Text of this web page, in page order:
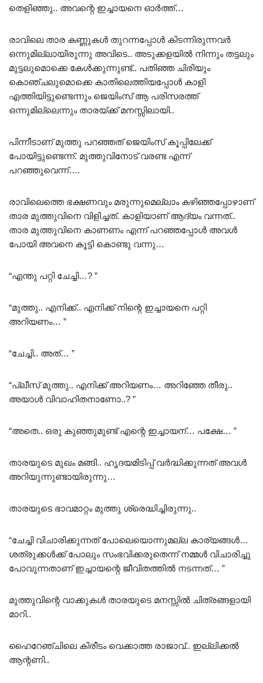
തെളിഞ്ഞു.. അവന്റെ ഇച്ചായനെ ഓർത്ത്…
രാവിലെ താര കണ്ണുകൾ തുറന്നപ്പോൾ കിടന്നിരുന്നവർ
ഒന്നുമില്ലായിരുന്നു അവിടെ.. അടുക്കളയിൽ നിന്നും തട്ടലും
മുട്ടലുമൊക്കെ കേൾക്കുന്നുണ്ട്.. പതിഞ്ഞ ചിരിയും
കൊഞ്ചലുമൊക്കെ കാതിലെത്തിയപ്പോൾ കാളി
എത്തിയിട്ടുണ്ടെന്നും ജെയിംസ് ആ പരിസരത്ത്
ഒന്നുമില്ലെന്നും താരയ്ക്ക് മനസ്സിലായി..
പിന്നീടാണ് മുത്തു പറഞ്ഞത് ജെയിംസ് കൂപ്പിലേക്ക്
പോയിട്ടുണ്ടെന്ന്. മുത്തുവിനോട് വരണ്ട എന്ന്
പറഞ്ഞുവെന്ന്….
രാവിലെത്തെ ഭക്ഷണവും മരുന്നുമെല്ലാം കഴിഞ്ഞപ്പോഴാണ്
താര മുത്തുവിനെ വിളിച്ചത്. കാളിയാണ് ആദ്യം വന്നത്..
താര മുത്തുവിനെ കാണണം എന്ന് പറഞ്ഞപ്പോൾ അവൾ
പോയി അവനെ കൂട്ടി കൊണ്ടു വന്നു…
“എന്തു പറ്റി ചേച്ചി…? ”
“മുത്തു.. എനിക്ക്.. എനിക്ക് നിന്റെ ഇച്ചായനെ പറ്റി
അറിയണം… ”
“ചേച്ചി.. അത്… ”
“പ്ലീസ് മുത്തു.. എനിക്ക് അറിയണം… അറിഞ്ഞേ തീരു..
അയാൾ വിവാഹിതനാണോ..? ”
“അതെ.. ഒരു കുഞ്ഞുമുണ്ട് എന്റെ ഇച്ചായന്… പക്ഷേ… ”
താരയുടെ മുഖം മങ്ങി.. ഹൃദയമിടിപ്പ് വർദ്ധിക്കുന്നത് അവൾ
അറിയുന്നുണ്ടായിരുന്നു…
താരയുടെ ഭാവമാറ്റം മുത്തു ശ്രെദ്ധിച്ചിരുന്നു..
“ചേച്ചി വിചാരിക്കുന്നത് പോലെയൊന്നുമല്ല കാര്യങ്ങൾ…
ശത്രുക്കൾക്ക് പോലും സംഭവിക്കരുതെന്ന് നമ്മൾ വിചാരിച്ചു
പോവുന്നതാണ് ഇച്ചായന്റെ ജീവിതത്തിൽ നടന്നത്… ”
മുത്തുവിന്റെ വാക്കുകൾ താരയുടെ മനസ്സിൽ ചിത്രങ്ങളായി
മാറി..
ഹൈറേഞ്ചിലെ കിരീടം വെക്കാത്ത രാജാവ്.. ഇല്ലിക്കൽ
ആന്റണി..